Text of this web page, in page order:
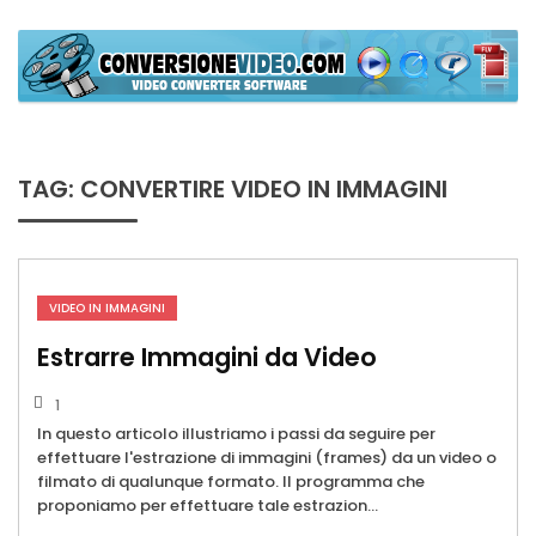
content
TAG: CONVERTIRE VIDEO IN IMMAGINI
VIDEO IN IMMAGINI
Estrarre Immagini da Video
1
In questo articolo illustriamo i passi da seguire per
effettuare l'estrazione di immagini (frames) da un video o
filmato di qualunque formato. Il programma che
proponiamo per effettuare tale estrazion...